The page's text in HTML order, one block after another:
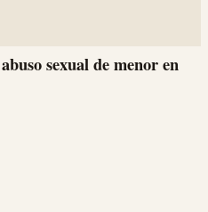
sexual de menor en